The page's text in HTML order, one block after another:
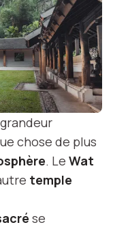
chose de plus
. Le Wat
temple
se